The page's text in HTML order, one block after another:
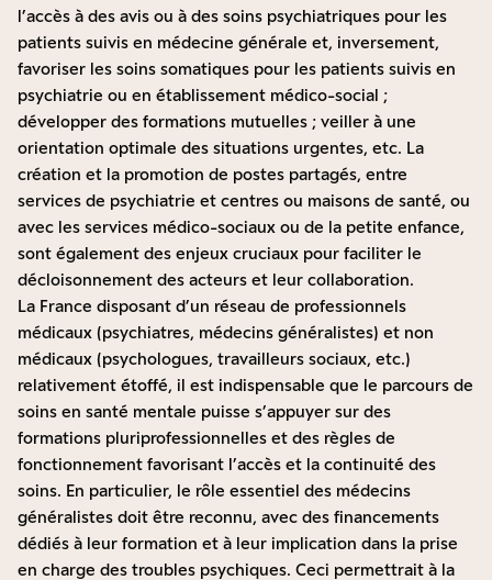
l’accès à des avis ou à des soins psychiatriques pour les
patients suivis en médecine générale et, inversement,
favoriser les soins somatiques pour les patients suivis en
psychiatrie ou en établissement médico-social ;
développer des formations mutuelles ; veiller à une
orientation optimale des situations urgentes, etc. La
création et la promotion de postes partagés, entre
services de psychiatrie et centres ou maisons de santé, ou
avec les services médico-sociaux ou de la petite enfance,
sont également des enjeux cruciaux pour faciliter le
décloisonnement des acteurs et leur collaboration.
La France disposant d’un réseau de professionnels
médicaux (psychiatres, médecins généralistes) et non
médicaux (psychologues, travailleurs sociaux, etc.)
relativement étoffé, il est indispensable que le parcours de
soins en santé mentale puisse s’appuyer sur des
formations pluriprofessionnelles et des règles de
fonctionnement favorisant l’accès et la continuité des
soins. En particulier, le rôle essentiel des médecins
généralistes doit être reconnu, avec des financements
dédiés à leur formation et à leur implication dans la prise
en charge des troubles psychiques. Ceci permettrait à la